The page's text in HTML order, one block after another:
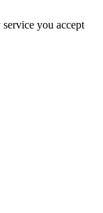
you accept